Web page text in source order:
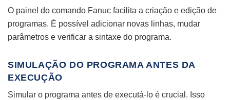
O painel do comando Fanuc facilita a criação e edição de
programas. É possível adicionar novas linhas, mudar
parâmetros e verificar a sintaxe do programa.
SIMULAÇÃO DO PROGRAMA ANTES DA
EXECUÇÃO
Simular o programa antes de executá-lo é crucial. Isso